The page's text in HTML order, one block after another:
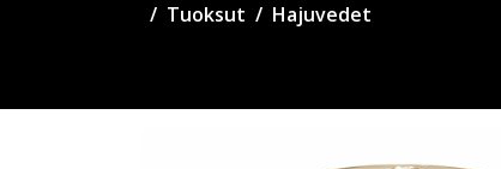
Tuoksut Hajuvedet